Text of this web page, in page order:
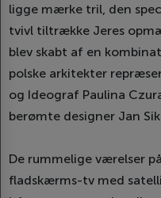
ligge mærke tril, den
tvivl tiltrække Jeres
blev skabt af en
polske arkitekter
og Ideograf Paulina
berømte designer Jan
De rummelige værelser
fladskærms-tv med